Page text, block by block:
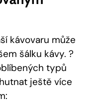
kávovaru může
šálku kávy. ?
typů
ještě více